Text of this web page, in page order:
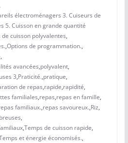
électroménagers 3. Cuiseurs de
5. Cuisson en grande quantité
de cuisson polyvalentes,
,Options de programmation.,
,
avancées,polyvalent,
3,Praticité.,pratique,
de repas,rapide,rapidité,
familiales,repas,repas en famille,
familiaux.,repas savoureux.,Riz,
,
,Temps de cuisson rapide,
et énergie économisés.,